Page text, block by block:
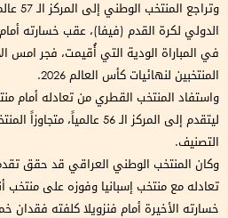
الدولي لكرة القدم (فيفا)، عقب خسارته
في المباراة الودية التي أُقيمت، فجر امس
المنتخبين لنهائيات كأس العالم 2026.
واستفاد المنتخب القطري من تعادله أمام
ليتقدم إلى المركز الـ 56
التصنيف.
وكان المنتخب الوطني العراقي قد حقق
تعادله مع منتخب إسبانيا وفوزه على منتخب
خسارته الأخيرة أمام فنزويلا كلفته